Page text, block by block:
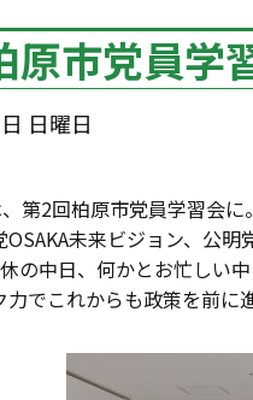
原市党員学
日曜日
第2回柏原市党員学習会
OSAKA未来ビジョン、公
の中日、何かとお忙しい
力でこれからも政策を前に